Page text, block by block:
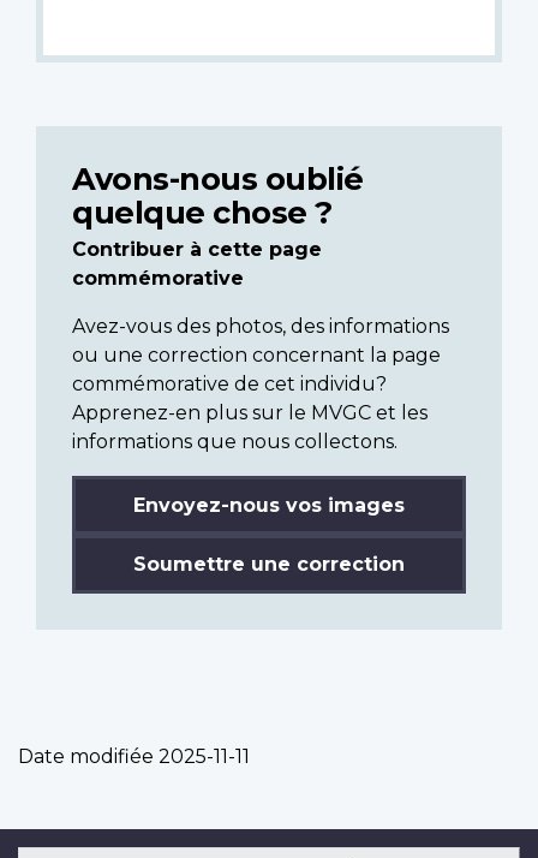
Avons-nous oublié
quelque chose ?
Contribuer à cette page
commémorative
Avez-vous des photos, des informations
ou une correction concernant la page
commémorative de cet individu?
Apprenez-en plus sur le MVGC et les
informations que nous collectons.
Envoyez-nous vos images
Soumettre une correction
Date modifiée 2025-11-11